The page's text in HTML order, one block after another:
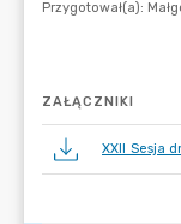
ZAŁĄCZNIKI
XXII Sesja